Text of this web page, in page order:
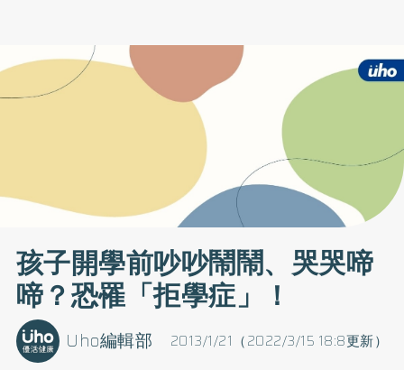
孩子開學前吵吵鬧鬧、哭哭啼
啼？恐罹「拒學症」！
2013/1/21（2022/3/15 18:8更新）
Uho編輯部